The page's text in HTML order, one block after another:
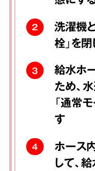
2
洗濯機
栓」を
3
給水ホ
ため、
「通常
す
4
ホース
して、